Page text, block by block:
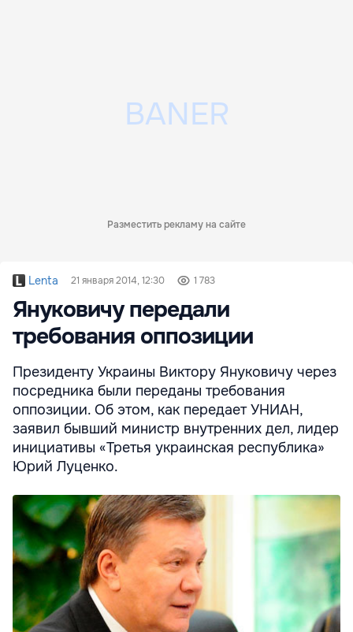
Разместить рекламу на сайте
Lenta 21 января 2014, 12:30 1 783
Януковичу передали
требования оппозиции
Президенту Украины Виктору Януковичу через
посредника были переданы требования
оппозиции. Об этом, как передает УНИАН,
заявил бывший министр внутренних дел, лидер
инициативы «Третья украинская республика»
Юрий Луценко.